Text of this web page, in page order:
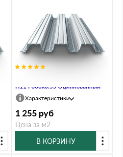
Н114 800х0.55 Оцинкованный
Характеристики
1 255 руб
Цена за м2
В КОРЗИНУ